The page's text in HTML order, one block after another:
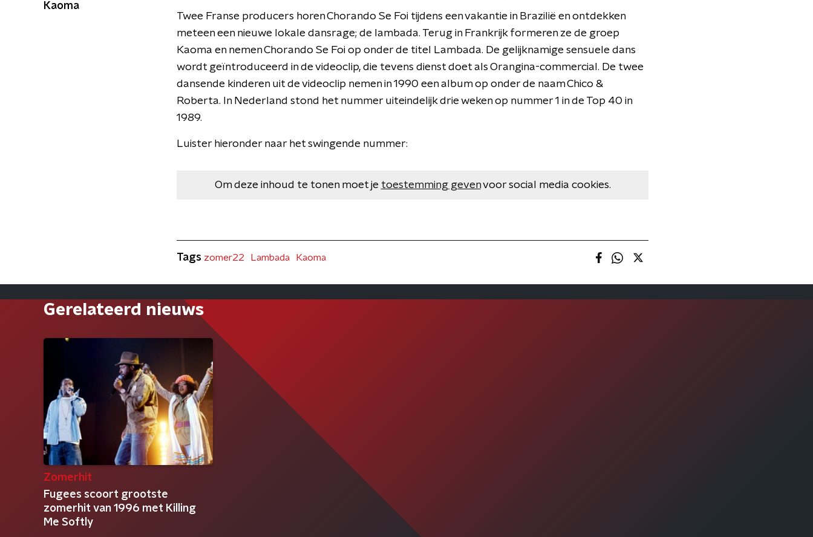
Twee Franse producers horen Chorando Se Foi tijdens een vakantie in Brazilië en ontdekken
meteen een nieuwe lokale dansrage; de lambada. Terug in Frankrijk formeren ze de groep
Kaoma en nemen Chorando Se Foi op onder de titel Lambada. De gelijknamige sensuele dans
wordt geïntroduceerd in de videoclip, die tevens dienst doet als Orangina-commercial. De twee
dansende kinderen uit de videoclip nemen in 1990 een album op onder de naam Chico &
Roberta. In Nederland stond het nummer uiteindelijk drie weken op nummer 1 in de Top 40 in
1989.
Luister hieronder naar het swingende nummer:
Om deze inhoud te tonen moet je toestemming gevenvoor social media cookies.
Kaoma
Tags zomer22 Lambada Kaoma
Gerelateerd nieuws
Zomerhit
Fugees scoort grootste
zomerhit van 1996 met Killing
Me Softly